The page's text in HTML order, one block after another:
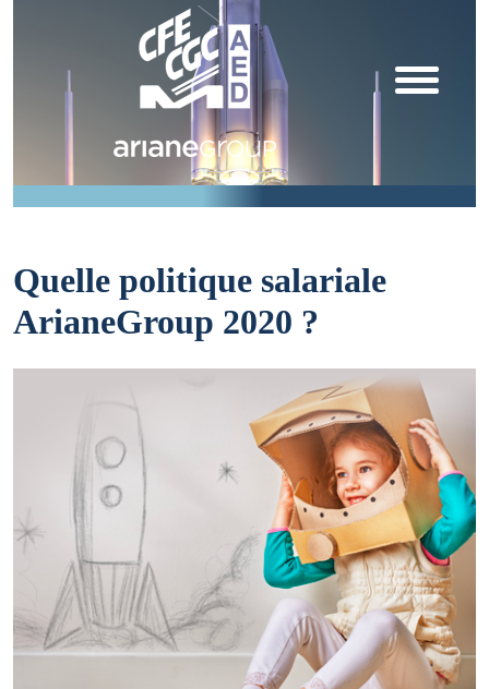
Quelle politique salariale
ArianeGroup 2020 ?